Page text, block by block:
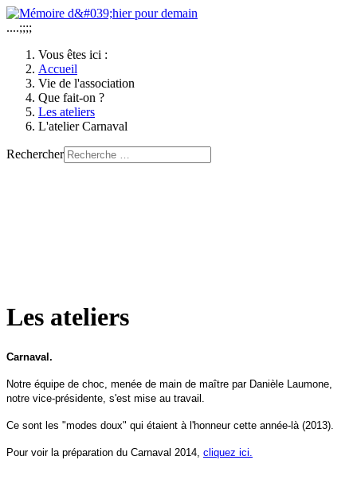
....;;;;
Vous êtes ici :
Accueil
Vie de l'association
Que fait-on ?
Les ateliers
L'atelier Carnaval
Rechercher
Les ateliers
Carnaval.
Notre équipe de choc, menée de main de maître par Danièle Laumone,
notre vice-présidente, s'est mise au travail.
Ce sont les "modes doux" qui étaient à l'honneur cette année-là (2013).
Pour voir la préparation du Carnaval 2014, cliquez ici.